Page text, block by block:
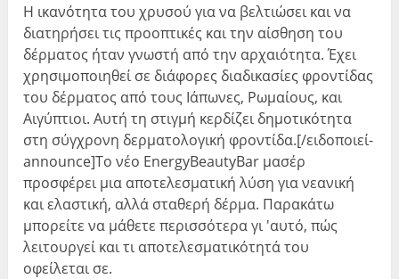
Η ικανότητα του χρυσού για να βελτιώσει και να
διατηρήσει τις προοπτικές και την αίσθηση του
δέρματος ήταν γνωστή από την αρχαιότητα. Έχει
χρησιμοποιηθεί σε διάφορες διαδικασίες φροντίδας
του δέρματος από τους Ιάπωνες, Ρωμαίους, και
Αιγύπτιοι. Αυτή τη στιγμή κερδίζει δημοτικότητα
στη σύγχρονη δερματολογική φροντίδα.[/ειδοποιεί-
announce]Το νέο EnergyBeautyBar μασέρ
προσφέρει μια αποτελεσματική λύση για νεανική
και ελαστική, αλλά σταθερή δέρμα. Παρακάτω
μπορείτε να μάθετε περισσότερα γι 'αυτό, πώς
λειτουργεί και τι αποτελεσματικότητά του
οφείλεται σε.